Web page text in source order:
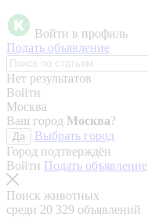
Войти в профиль
Подать объявление
Нет результатов
Войти
Москва
Ваш город Москва?
Да
Выбрать город
Город подтверждён
Войти Подать объявление
Поиск животных
среди 20 329 объявлений